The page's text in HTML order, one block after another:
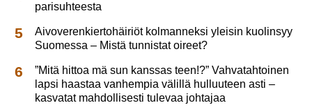
parisuhteesta
Aivoverenkiertohäiriöt kolmanneksi yleisin kuolinsyy
Suomessa – Mistä tunnistat oireet?
”Mitä hittoa mä sun kanssas teen!?” Vahvatahtoinen
lapsi haastaa vanhempia välillä hulluuteen asti –
kasvatat mahdollisesti tulevaa johtajaa